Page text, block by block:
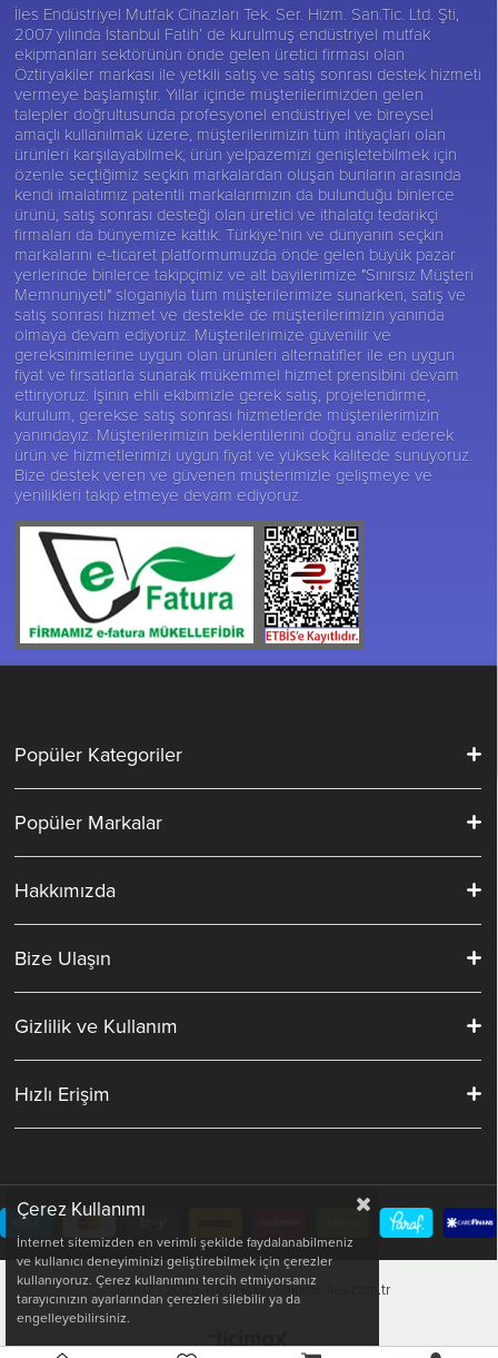
İles Endüstriyel Mutfak Cihazları Tek. Ser. Hizm. San.Tic. Ltd. Şti,
2007 yılında İstanbul Fatih’ de kurulmuş endüstriyel mutfak
ekipmanları sektörünün önde gelen üretici firması olan
Öztiryakiler markası ile yetkili satış ve satış sonrası destek hizmeti
vermeye başlamıştır. Yıllar içinde müşterilerimizden gelen
talepler doğrultusunda profesyonel endüstriyel ve bireysel
amaçlı kullanılmak üzere, müşterilerimizin tüm ihtiyaçları olan
ürünleri karşılayabilmek, ürün yelpazemizi genişletebilmek için
özenle seçtiğimiz seçkin markalardan oluşan bunların arasında
kendi imalatımız patentli markalarımızın da bulunduğu binlerce
ürünü, satış sonrası desteği olan üretici ve ithalatçı tedarikçi
firmaları da bünyemize kattık. Türkiye’nin ve dünyanın seçkin
markalarını e-ticaret platformumuzda önde gelen büyük pazar
yerlerinde binlerce takipçimiz ve alt bayilerimize "Sınırsız Müşteri
Memnuniyeti" sloganıyla tüm müşterilerimize sunarken, satış ve
satış sonrası hizmet ve destekle de müşterilerimizin yanında
olmaya devam ediyoruz. Müşterilerimize güvenilir ve
gereksinimlerine uygun olan ürünleri alternatifler ile en uygun
fiyat ve fırsatlarla sunarak mükemmel hizmet prensibini devam
ettiriyoruz. İşinin ehli ekibimizle gerek satış, projelendirme,
kurulum, gerekse satış sonrası hizmetlerde müşterilerimizin
yanındayız. Müşterilerimizin beklentilerini doğru analiz ederek
ürün ve hizmetlerimizi uygun fiyat ve yüksek kalitede sunuyoruz.
Bize destek veren ve güvenen müşterimizle gelişmeye ve
yenilikleri takip etmeye devam ediyoruz.
Popüler Kategoriler
Popüler Markalar
Hakkımızda
Bize Ulaşın
Gizlilik ve Kullanım
Hızlı Erişim
©2007 - 2025 Tüm Hakkı Saklıdır. İles.com.tr
Çerez Kullanımı
İnternet sitemizden en verimli şekilde faydalanabilmeniz
ve kullanıcı deneyiminizi geliştirebilmek için çerezler
kullanıyoruz. Çerez kullanımını tercih etmiyorsanız
tarayıcınızın ayarlarından çerezleri silebilir ya da
engelleyebilirsiniz.